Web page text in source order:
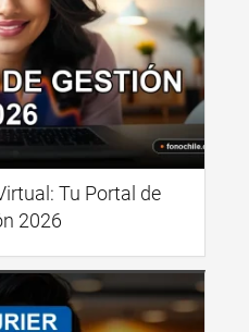
Tu Portal de
2026